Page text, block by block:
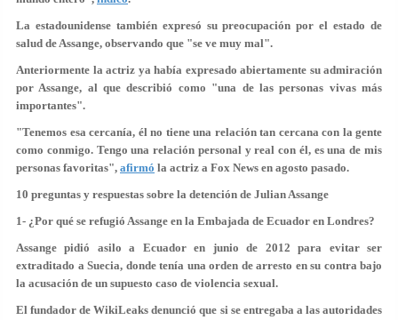
La estadounidense también expresó su preocupación por el estado de
salud de Assange, observando que "se ve muy mal".
Anteriormente la actriz ya había expresado abiertamente su admiración
por Assange, al que describió como "una de las personas vivas más
importantes".
"Tenemos esa cercanía, él no tiene una relación tan cercana con la gente
como conmigo.Tengo una relación personal y real con él, es una de mis
personas favoritas", afirmó la actriz a Fox News en agosto pasado.
10 preguntas y respuestas sobre la detención de Julian Assange
1- ¿Por qué se refugió Assange en la Embajada de Ecuador en Londres?
Assange pidió asilo a Ecuador en junio de 2012 para evitar ser
extraditado a Suecia, donde tenía una orden de arresto en su contra bajo
la acusación de un supuesto caso de violencia sexual.
El fundador de WikiLeaks denunció que si se entregaba a las autoridades